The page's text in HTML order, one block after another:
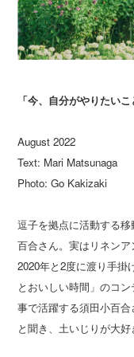
「今、自分がやりたい
August 2022
Text: Mari Matsunaga
Photo: Go Kakizaki
逗子を拠点に活動する
百合さん。実はリネンア
2020年と2度に渡り手掛
とおいしい時間」のコ
事で活躍する須田小百
と聞き、土いじりが大好